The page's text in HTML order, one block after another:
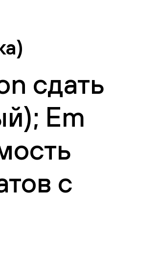
сдать
Em
с